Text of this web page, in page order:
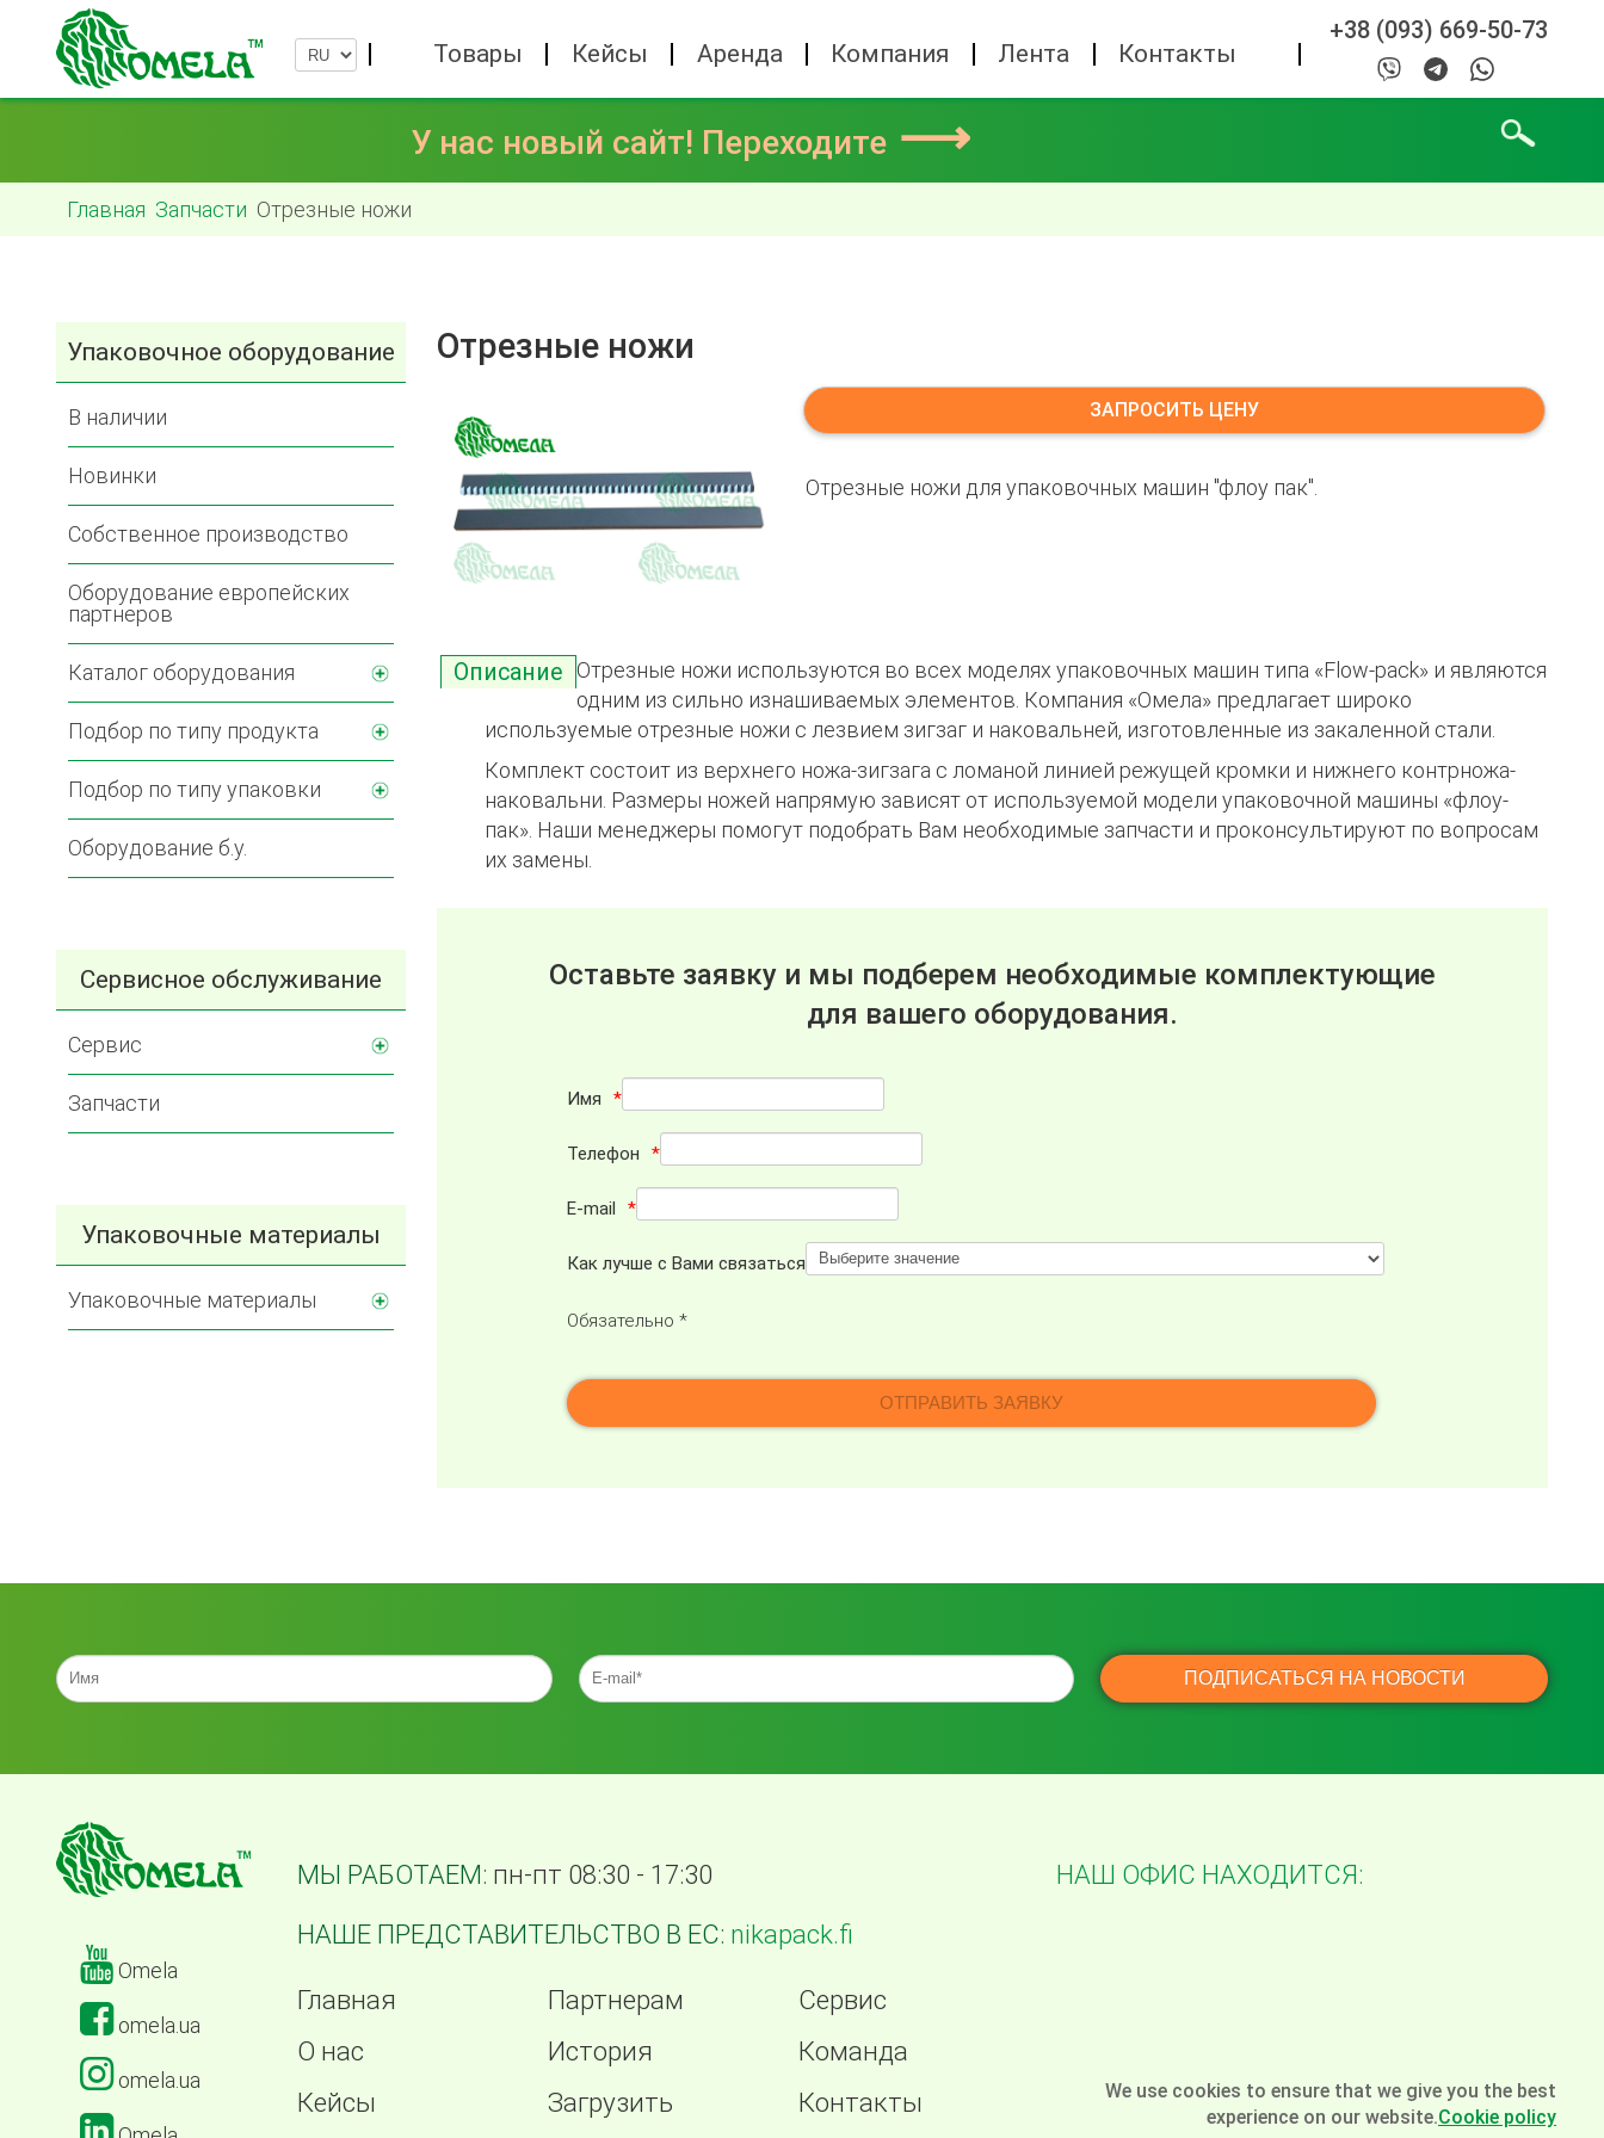
Товары Кейсы Аренда Компания Лента Контакты
+38 (093) 669-50-73
У нас новый сайт! Переходите ⟶
Главная Запчасти Отрезные ножи
Упаковочное оборудование
В наличии
Новинки
Собственное производство
Оборудование европейских
партнеров
Каталог оборудования
Подбор по типу продукта
Подбор по типу упаковки
Оборудование б.у.
Сервисное обслуживание
Сервис
Запчасти
Упаковочные материалы
Упаковочные материалы
Отрезные ножи
ЗАПРОСИТЬ ЦЕНУ
Отрезные ножи для упаковочных машин "флоу пак".
Описание
Отрезные ножи используются во всех моделях упаковочных машин типа «Flow-pack» и являются
одним из сильно изнашиваемых элементов. Компания «Омела» предлагает широко
используемые отрезные ножи с лезвием зигзаг и наковальней, изготовленные из закаленной стали.
Комплект состоит из верхнего ножа-зигзага с ломаной линией режущей кромки и нижнего контрножа-
наковальни. Размеры ножей напрямую зависят от используемой модели упаковочной машины «флоу-
пак». Наши менеджеры помогут подобрать Вам необходимые запчасти и проконсультируют по вопросам
их замены.
Оставьте заявку и мы подберем необходимые комплектующие
для вашего оборудования.
Имя
Телефон
E-mail
Как лучше с Вами связаться
Обязательно *
Omela
omela.ua
omela.ua
МЫ РАБОТАЕМ: пн-пт 08:30 - 17:30
НАШЕ ПРЕДСТАВИТЕЛЬСТВО В ЕС: nikapack.fi
Главная Партнерам
Сервис
О нас
История
Команда
Кейсы
Загрузить Контакты
НАШ ОФИС НАХОДИТСЯ:
We use cookies to ensure that we give you the best
experience on our website.Cookie policy